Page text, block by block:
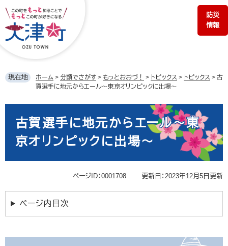
ジ
の
す。
ュ
ー
し
防災
情報
現在地 ホーム > 分類でさがす > もっとおおづ！ > トピックス > トピックス > 古
賀選手に地元からエール～東京オリンピックに出場～
古賀選手に地元からエール～東
京オリンピックに出場～
ページID：0001708 更新日：2023年12月5日更新
ページ内目次